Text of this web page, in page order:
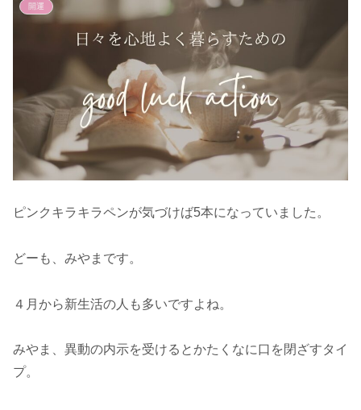
開運
ピンクキラキラペンが気づけば5本になっていました。
どーも、みやまです。
４月から新生活の人も多いですよね。
みやま、異動の内示を受けるとかたくなに口を閉ざすタイ
プ。